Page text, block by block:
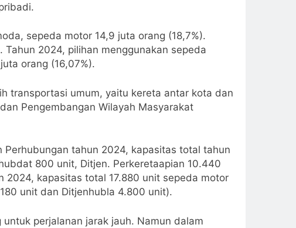
sepeda motor 14,9 juta orang (18,7%).
2024, pilihan menggunakan sepeda
orang (16,07%).
transportasi umum, yaitu kereta antar kota dan
Pengembangan Wilayah Masyarakat
tahun 2024, kapasitas total tahun
800 unit, Ditjen. Perkeretaapian 10.440
kapasitas total 17.880 unit sepeda motor
unit dan Ditjenhubla 4.800 unit).
perjalanan jarak jauh. Namun dalam